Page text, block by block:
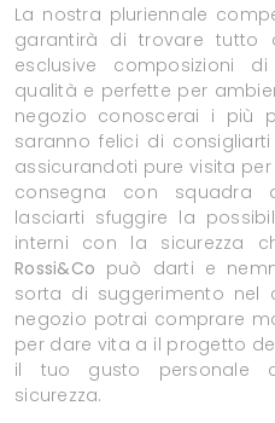
La nostra pluriennale
garantirà di trovare tutto
esclusive composizioni
qualità e perfette per
negozio conoscerai i più
saranno felici di
assicurandoti pure visita
consegna con squadra
lasciarti sfuggire la
interni con la sicurezza
Rossi&Co può darti e
sorta di suggerimento
negozio potrai comprare
per dare vita a il progetto
il tuo gusto personale
sicurezza.